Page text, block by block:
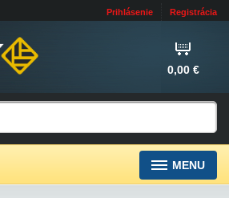
Prihlásenie Registrácia
0,00 €
MENU